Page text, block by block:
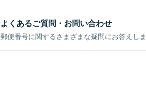
よくあるご質問・お問い合わせ
郵便番号に関するさまざまな疑問にお答えしま